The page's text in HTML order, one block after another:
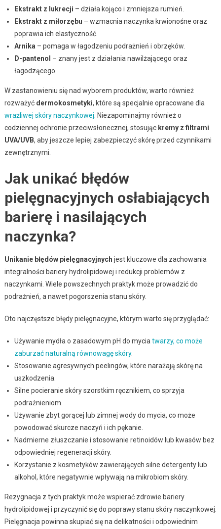
Ekstrakt z lukrecji – działa kojąco i zmniejsza rumień.
Ekstrakt z miłorzębu – wzmacnia naczynka krwionośne oraz
poprawia ich elastyczność.
Arnika – pomaga w łagodzeniu podrażnień i obrzęków.
D-pantenol – znany jest z działania nawilżającego oraz
łagodzącego.
W zastanowieniu się nad wyborem produktów, warto również
rozważyć dermokosmetyki, które są specjalnie opracowane dla
wrażliwej skóry naczynkowej . Niezapominajmy również o
codziennej ochronie przeciwsłonecznej, stosując kremy z filtrami
UVA/UVB, aby jeszcze lepiej zabezpieczyć skórę przed czynnikami
zewnętrznymi.
Jak unikać błędów
pielęgnacyjnych osłabiających
barierę i nasilających
naczynka?
Unikanie błędów pielęgnacyjnych jest kluczowe dla zachowania
integralności bariery hydrolipidowej i redukcji problemów z
naczynkami. Wiele powszechnych praktyk może prowadzić do
podrażnień, a nawet pogorszenia stanu skóry.
Oto najczęstsze błędy pielęgnacyjne, którym warto się przyglądać:
Używanie mydła o zasadowym pH do mycia twarzy, co może
zaburzać naturalną równowagę skóry.
Stosowanie agresywnych peelingów, które narażają skórę na
uszkodzenia.
Silne pocieranie skóry szorstkim ręcznikiem, co sprzyja
podrażnieniom.
Używanie zbyt gorącej lub zimnej wody do mycia, co może
powodować skurcze naczyń i ich pękanie.
Nadmierne złuszczanie i stosowanie retinoidów lub kwasów bez
odpowiedniej regeneracji skóry.
Korzystanie z kosmetyków zawierających silne detergenty lub
alkohol, które negatywnie wpływają na mikrobiom skóry.
Rezygnacja z tych praktyk może wspierać zdrowie bariery
hydrolipidowej i przyczynić się do poprawy stanu skóry naczynkowej.
Pielęgnacja powinna skupiać się na delikatności i odpowiednim